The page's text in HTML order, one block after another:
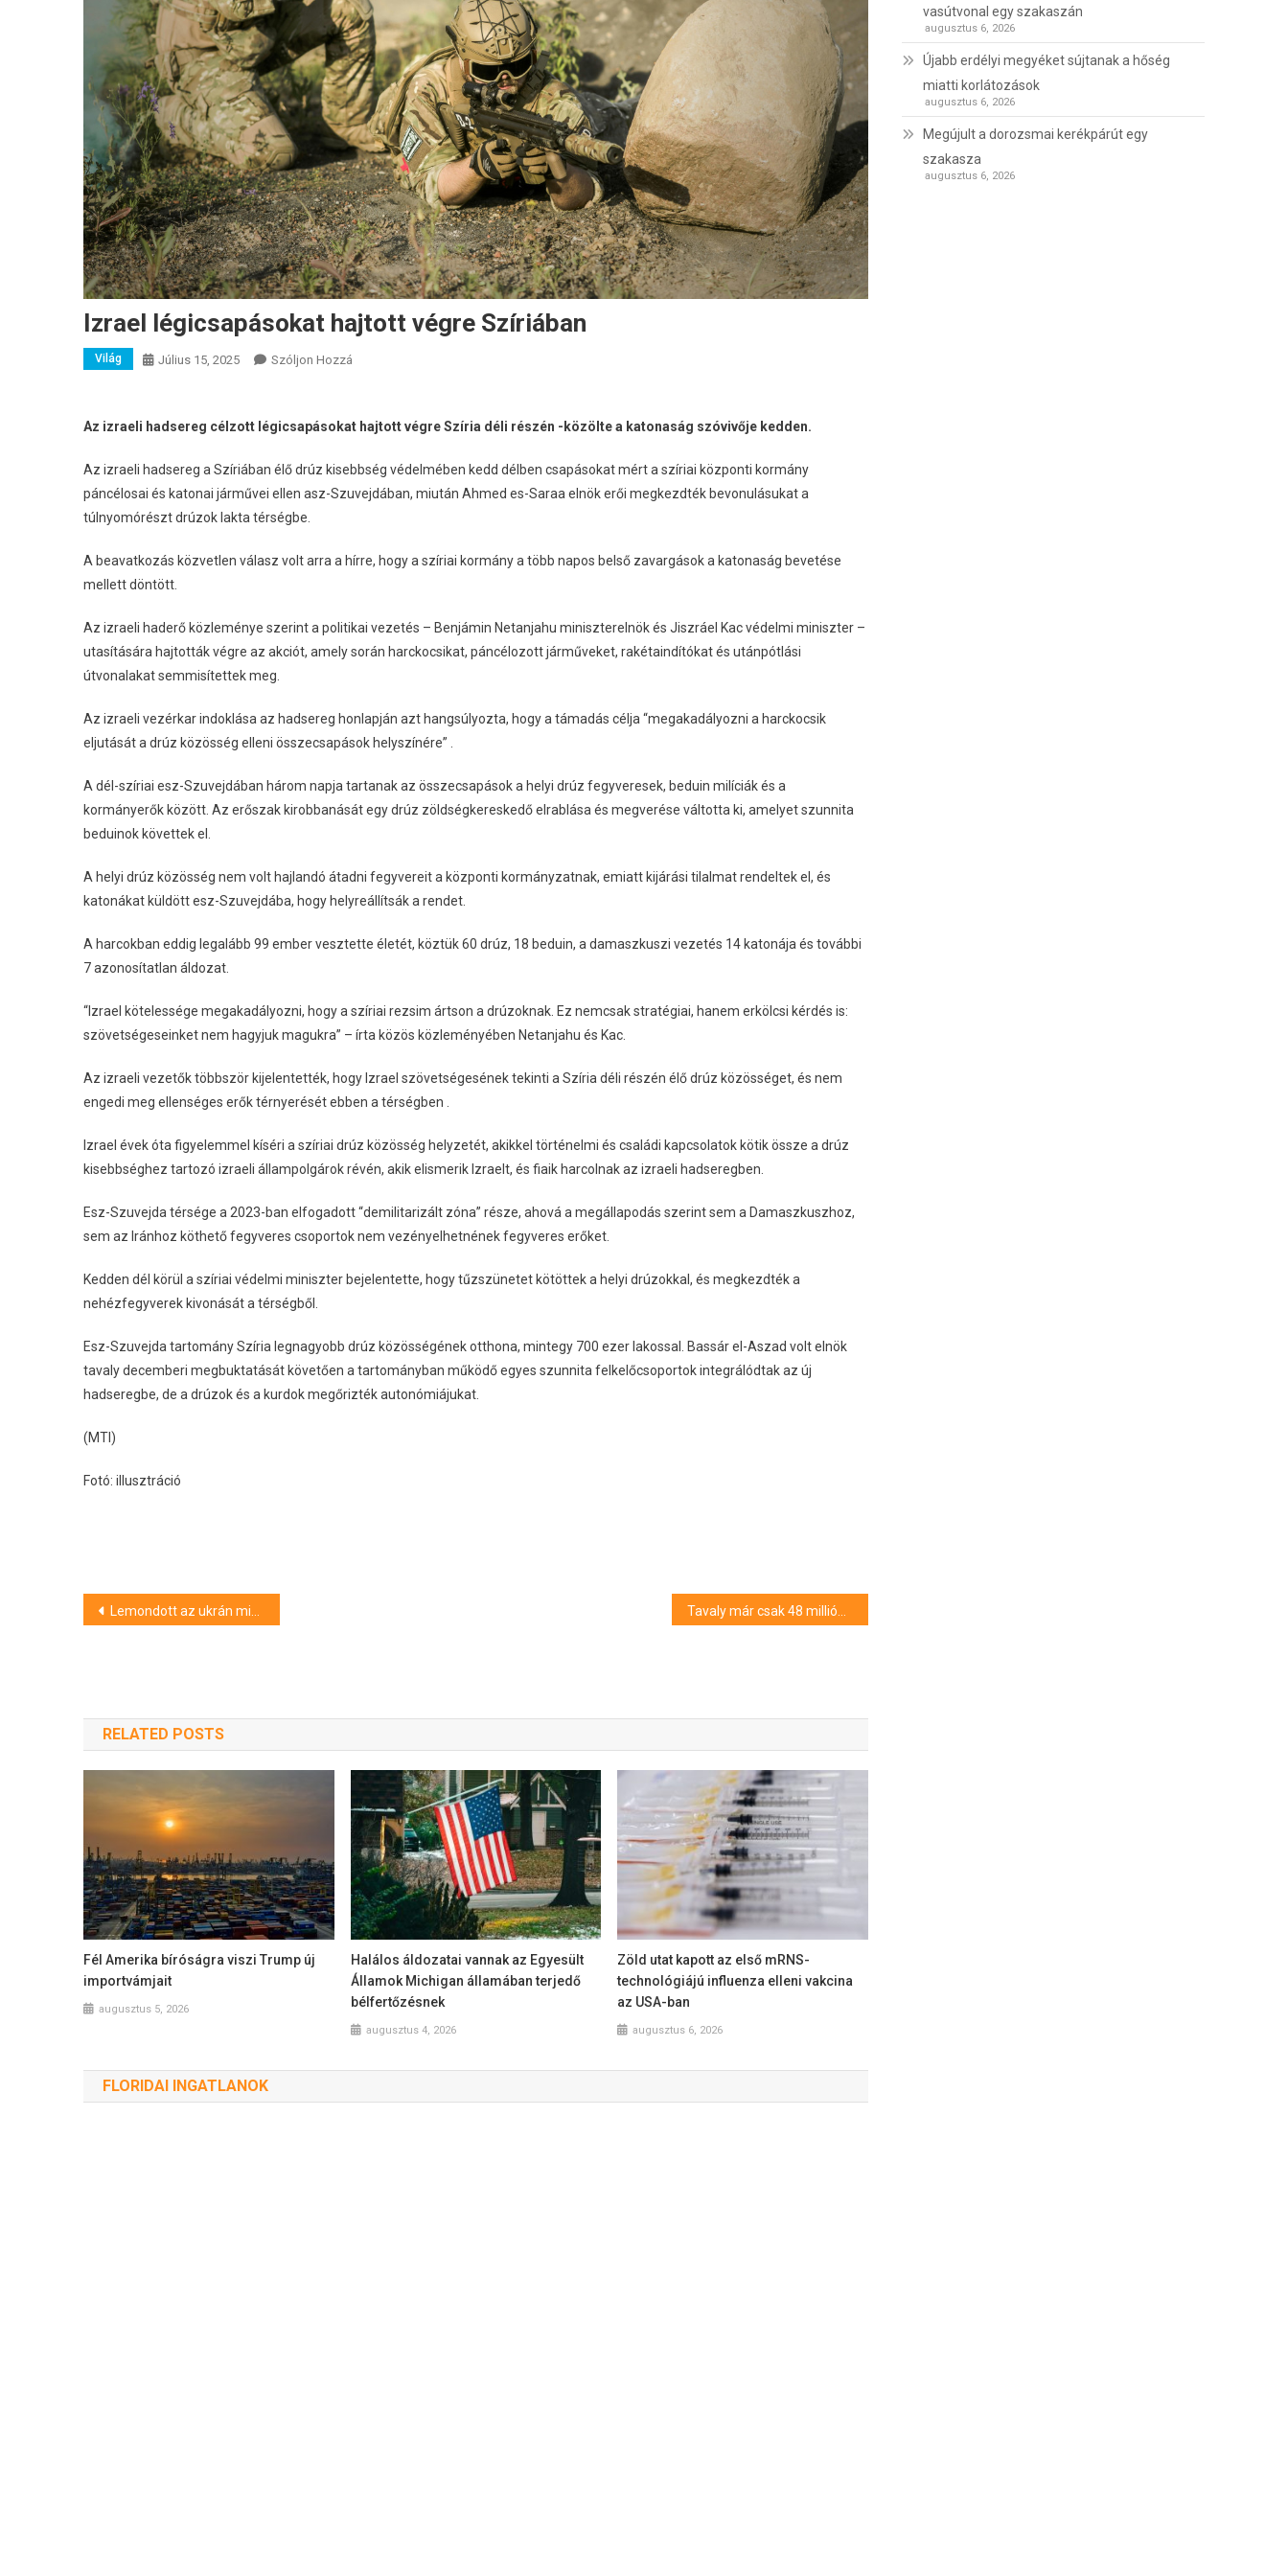
Izrael légicsapásokat hajtott végre Szíriában
Világ Július 15, 2025 Szóljon Hozzá
Hajtott
Szíriában
Bejegyzéshez
Az izraeli hadsereg célzott légicsapásokat hajtott végre Szíria déli részén -közölte a katonaság szóvivője kedden.
Az izraeli hadsereg a Szíriában élő drúz kisebbség védelmében kedd délben csapásokat mért a szíriai központi kormány
páncélosai és katonai járművei ellen asz-Szuvejdában, miután Ahmed es-Saraa elnök erői megkezdték bevonulásukat a
túlnyomórészt drúzok lakta térségbe.
A beavatkozás közvetlen válasz volt arra a hírre, hogy a szíriai kormány a több napos belső zavargások a katonaság bevetése
mellett döntött.
Az izraeli haderő közleménye szerint a politikai vezetés – Benjámin Netanjahu miniszterelnök és Jiszráel Kac védelmi miniszter –
utasítására hajtották végre az akciót, amely során harckocsikat, páncélozott járműveket, rakétaindítókat és utánpótlási
útvonalakat semmisítettek meg.
Az izraeli vezérkar indoklása az hadsereg honlapján azt hangsúlyozta, hogy a támadás célja “megakadályozni a harckocsik
eljutását a drúz közösség elleni összecsapások helyszínére” .
A dél-szíriai esz-Szuvejdában három napja tartanak az összecsapások a helyi drúz fegyveresek, beduin milíciák és a
kormányerők között. Az erőszak kirobbanását egy drúz zöldségkereskedő elrablása és megverése váltotta ki, amelyet szunnita
beduinok követtek el.
A helyi drúz közösség nem volt hajlandó átadni fegyvereit a központi kormányzatnak, emiatt kijárási tilalmat rendeltek el, és
katonákat küldött esz-Szuvejdába, hogy helyreállítsák a rendet.
A harcokban eddig legalább 99 ember vesztette életét, köztük 60 drúz, 18 beduin, a damaszkuszi vezetés 14 katonája és további
7 azonosítatlan áldozat.
“Izrael kötelessége megakadályozni, hogy a szíriai rezsim ártson a drúzoknak. Ez nemcsak stratégiai, hanem erkölcsi kérdés is:
szövetségeseinket nem hagyjuk magukra” – írta közös közleményében Netanjahu és Kac.
Az izraeli vezetők többször kijelentették, hogy Izrael szövetségesének tekinti a Szíria déli részén élő drúz közösséget, és nem
engedi meg ellenséges erők térnyerését ebben a térségben .
Izrael évek óta figyelemmel kíséri a szíriai drúz közösség helyzetét, akikkel történelmi és családi kapcsolatok kötik össze a drúz
kisebbséghez tartozó izraeli állampolgárok révén, akik elismerik Izraelt, és fiaik harcolnak az izraeli hadseregben.
Esz-Szuvejda térsége a 2023-ban elfogadott “demilitarizált zóna” része, ahová a megállapodás szerint sem a Damaszkuszhoz,
sem az Iránhoz köthető fegyveres csoportok nem vezényelhetnének fegyveres erőket.
Kedden dél körül a szíriai védelmi miniszter bejelentette, hogy tűzszünetet kötöttek a helyi drúzokkal, és megkezdték a
nehézfegyverek kivonását a térségből.
Esz-Szuvejda tartomány Szíria legnagyobb drúz közösségének otthona, mintegy 700 ezer lakossal. Bassár el-Aszad volt elnök
tavaly decemberi megbuktatását követően a tartományban működő egyes szunnita felkelőcsoportok integrálódtak az új
hadseregbe, de a drúzok és a kurdok megőrizték autonómiájukat.
(MTI)
Fotó: illusztráció
Bejegyzés
Lemondott az ukrán miniszterelnök
RELATED POSTS
Fél Amerika bíróságra viszi Trump új
importvámjait
augusztus 5, 2026
Halálos áldozatai vannak az Egyesült
Államok Michigan államában terjedő
bélfertőzésnek
augusztus 4, 2026
Zöld utat kapott az első mRNS-
technológiájú influenza elleni vakcina
az USA-ban
augusztus 6, 2026
FLORIDAI INGATLANOK
vasútvonal egy szakaszán
augusztus 6, 2026
Újabb erdélyi megyéket sújtanak a hőség
miatti korlátozások
augusztus 6, 2026
Megújult a dorozsmai kerékpárút egy
szakasza
augusztus 6, 2026